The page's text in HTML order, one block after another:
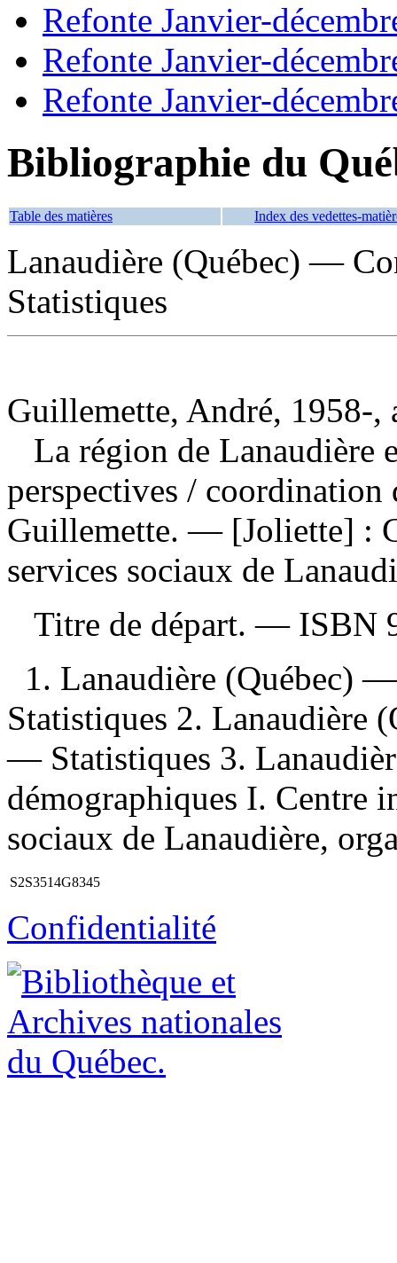
Refonte Janvier-
Refonte Janvier-
Refonte Janvier-
Bibliographie du
Table des matières Index des vedettes-
Lanaudière (Québec) —
Statistiques
Guillemette, André, 1958-,
La région de Lanaudière
perspectives / coordination
Guillemette. — [Joliette] :
services sociaux de
Titre de départ. — ISBN
1. Lanaudière (Québec)
Statistiques 2. Lanaudière
— Statistiques 3.
démographiques I. Centre
sociaux de Lanaudière,
S2S3514G8345
Confidentialité